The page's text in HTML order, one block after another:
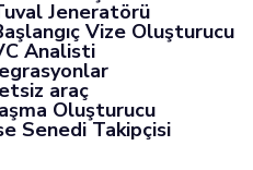
Jeneratörü
Vize Oluşturucu
Analisti
araç
Oluşturucu
Senedi Takipçisi